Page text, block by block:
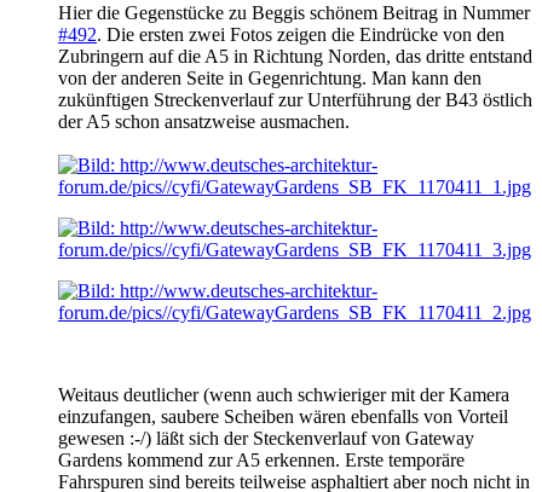
Hier die Gegenstücke zu Beggis schönem Beitrag in Nummer
#492. Die ersten zwei Fotos zeigen die Eindrücke von den
Zubringern auf die A5 in Richtung Norden, das dritte entstand
von der anderen Seite in Gegenrichtung. Man kann den
zukünftigen Streckenverlauf zur Unterführung der B43 östlich
der A5 schon ansatzweise ausmachen.
Weitaus deutlicher (wenn auch schwieriger mit der Kamera
einzufangen, saubere Scheiben wären ebenfalls von Vorteil
gewesen :-/) läßt sich der Steckenverlauf von Gateway
Gardens kommend zur A5 erkennen. Erste temporäre
Fahrspuren sind bereits teilweise asphaltiert aber noch nicht in